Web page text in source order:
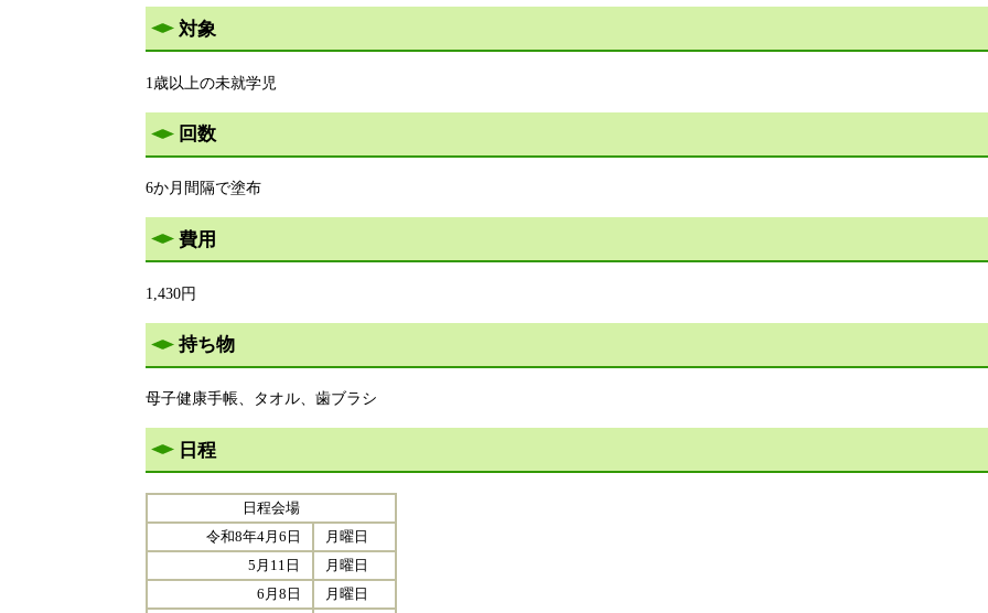
対象
1歳以上の未就学児
回数
6か月間隔で塗布
費用
1,430円
持ち物
母子健康手帳、タオル、歯ブラシ
日程
日程会場
令和8年4月6日
月曜日
5月11日
月曜日
6月8日
月曜日